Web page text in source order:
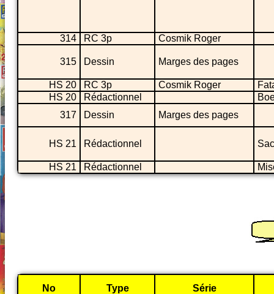
314 RC 3p Cosmik Roger
315 Dessin Marges des pages
HS 20 RC 3p Cosmik Roger
HS 20
Rédactionnel
317
Dessin Marges des pages
HS 21 Rédactionnel
HS 21 Rédactionnel
No Type Série